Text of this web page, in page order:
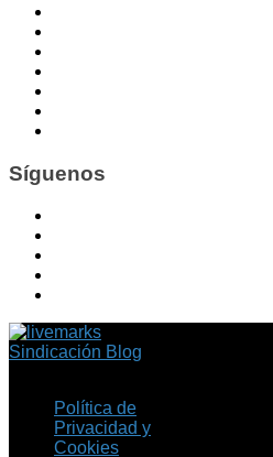
Síguenos
Sindicación Blog
Política de
Privacidad y
Cookies